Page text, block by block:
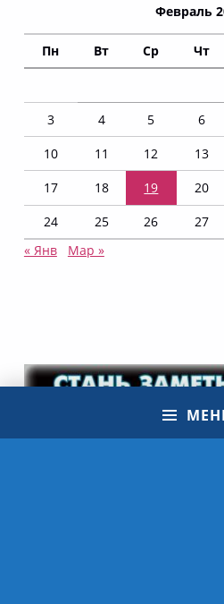
Февраль
Пн Вт Ср Чт
3
4 5 6
10
11 12 13
17
18 19 20
24
25 26 27
« Янв
Мар »